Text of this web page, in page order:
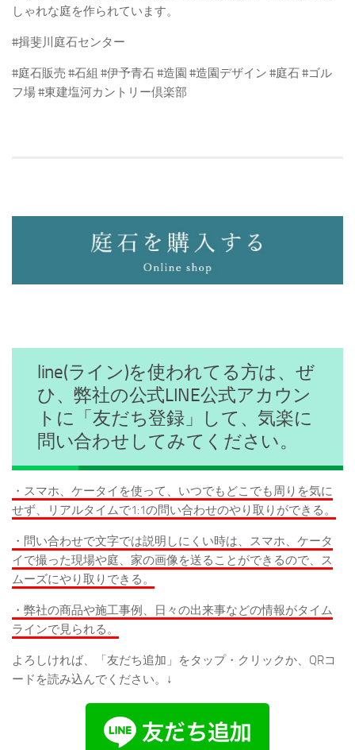
しゃれな庭を作られています。
#揖斐川庭石センター
#庭石販売 #石組 #伊予青石 #造園 #造園デザイン #庭石 #ゴル
フ場 #東建塩河カントリー倶楽部
line(ライン)を使われてる方は、ぜ
ひ、弊社の公式LINE公式アカウン
トに「友だち登録」して、気楽に
問い合わせしてみてください。
・スマホ、ケータイを使って、いつでもどこでも周りを気に
せず、リアルタイムで1:1の問い合わせのやり取りができる。
・問い合わせで文字では説明しにくい時は、スマホ、ケータ
イで撮った現場や庭、家の画像を送ることができるので、ス
ムーズにやり取りできる。
・弊社の商品や施工事例、日々の出来事などの情報がタイム
ラインで見られる。
よろしければ、「友だち追加」をタップ・クリックか、QRコ
ードを読み込んでください。↓